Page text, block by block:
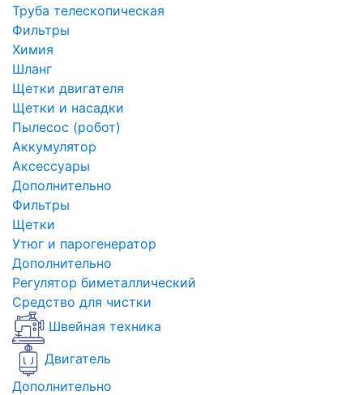
Труба телескопическая
Фильтры
Химия
Шланг
Щетки двигателя
Щетки и насадки
Пылесос (робот)
Аккумулятор
Аксессуары
Дополнительно
Фильтры
Щетки
Утюг и парогенератор
Дополнительно
Регулятор биметаллический
Средство для чистки
Швейная техника
Двигатель
Дополнительно